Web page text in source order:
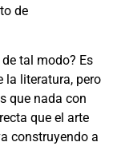
de
tal modo? Es
la literatura, pero
que nada con
que el arte
construyendo a